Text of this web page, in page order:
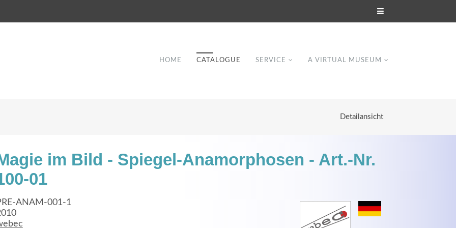
HOME CATALOGUE SERVICE A VIRTUAL MUSEUM
Detailansicht
im Bild - Spiegel-Anamorphosen - Art.-Nr.
01
ANAM-001-1
adipiscing elit. Aenean commodo ligula eget
dolor.